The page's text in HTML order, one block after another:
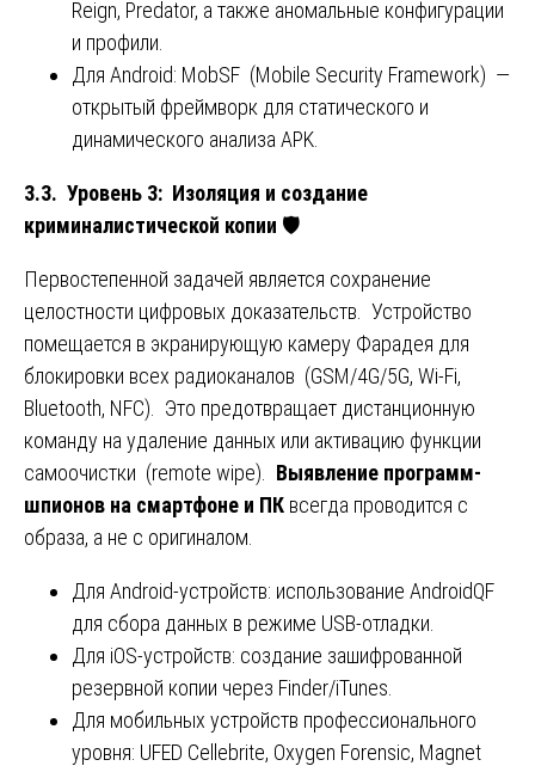
Reign, Predator, а также аномальные конфигурации
и профили.
Для Android: MobSF (Mobile Security Framework) —
открытый фреймворк для статического и
динамического анализа APK.
3.3. Уровень 3: Изоляция и создание
криминалистической копии 🛡️
Первостепенной задачей является сохранение
целостности цифровых доказательств. Устройство
помещается в экранирующую камеру Фарадея для
блокировки всех радиоканалов (GSM/4G/5G, Wi-Fi,
Bluetooth, NFC). Это предотвращает дистанционную
команду на удаление данных или активацию функции
самоочистки (remote wipe). Выявление программ-
шпионов на смартфоне и ПК всегда проводится с
образа, а не с оригиналом.
Для Android-устройств: использование AndroidQF
для сбора данных в режиме USB-отладки.
Для iOS-устройств: создание зашифрованной
резервной копии через Finder/iTunes.
Для мобильных устройств профессионального
уровня: UFED Cellebrite, Oxygen Forensic, Magnet